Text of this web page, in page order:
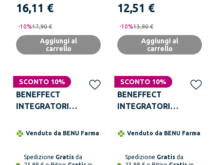
16,11 €
-10%17,90 €
Aggiungi al
carrello
12,51 €
-10%13,90 €
Aggiungi al
carrello
SCONTO 10%
BENEFFECT
INTEGRATORI
Compresse
Venduto da BENU Farma
Spedizione Gratis da
SCONTO 10%
BENEFFECT
INTEGRATORI
Compresse
Venduto da BENU Farma
Spedizione Gratis da